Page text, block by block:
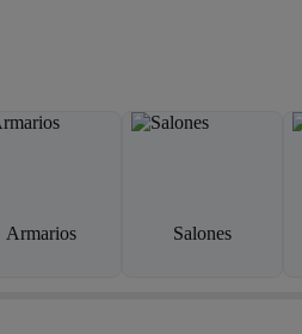
Armarios Salones